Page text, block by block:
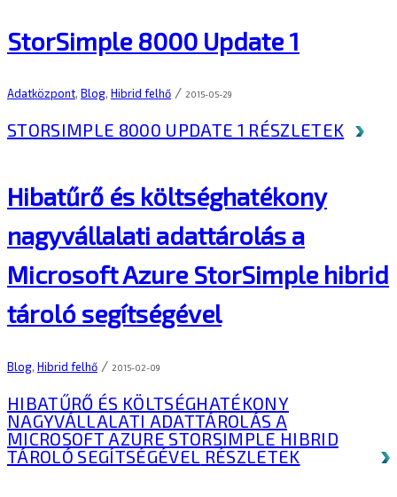
StorSimple 8000 Update 1
Adatközpont, Blog, Hibrid felhő / 2015-05-29
STORSIMPLE 8000 UPDATE 1 RÉSZLETEK
Hibatűrő és költséghatékony
nagyvállalati adattárolás a
Microsoft Azure StorSimple hibrid
tároló segítségével
Blog, Hibrid felhő / 2015-02-09
HIBATŰRŐ ÉS KÖLTSÉGHATÉKONY
NAGYVÁLLALATI ADATTÁROLÁS A
MICROSOFT AZURE STORSIMPLE HIBRID
TÁROLÓ SEGÍTSÉGÉVEL RÉSZLETEK